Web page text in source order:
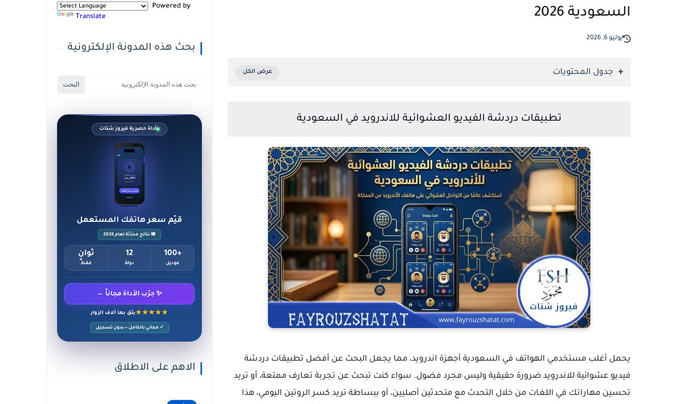
السعودية 2026
يوليو 6, 2026
جدول المحتويات
تطبيقات دردشة الفيديو العشوائية للاندرويد في السعودية
يحمل أغلب مستخدمي الهواتف في السعودية أجهزة اندرويد، مما يجعل البحث عن أفضل تطبيقات دردشة
فيديو عشوائية للاندرويد ضرورة حقيقية وليس مجرد فضول. سواء كنت تبحث عن تجربة تعارف ممتعة، أو تريد
تحسين مهاراتك في اللغات من خلال التحدث مع متحدثين أصليين، أو ببساطة تريد كسر الروتين اليومي، هذا
Powered by
Translate
بحث هذه المدونة الإلكترونية
أداة حصرية فيروز شتات
9:41
📱
السعر المقترح
850 ر.س
✓ حالة ممتازة
احسب سعر هاتفك
قيّم سعر هاتفك المستعمل
📅 نتائج محدّثة لعام 2026
+100
موديل
12
دولة
ثوانٍ
فقط
✨ جرّب الأداة مجاناً ←
★★★★★يثق بها آلاف الزوار
✓ مجاني بالكامل — بدون تسجيل
الاهم على الاطلاق